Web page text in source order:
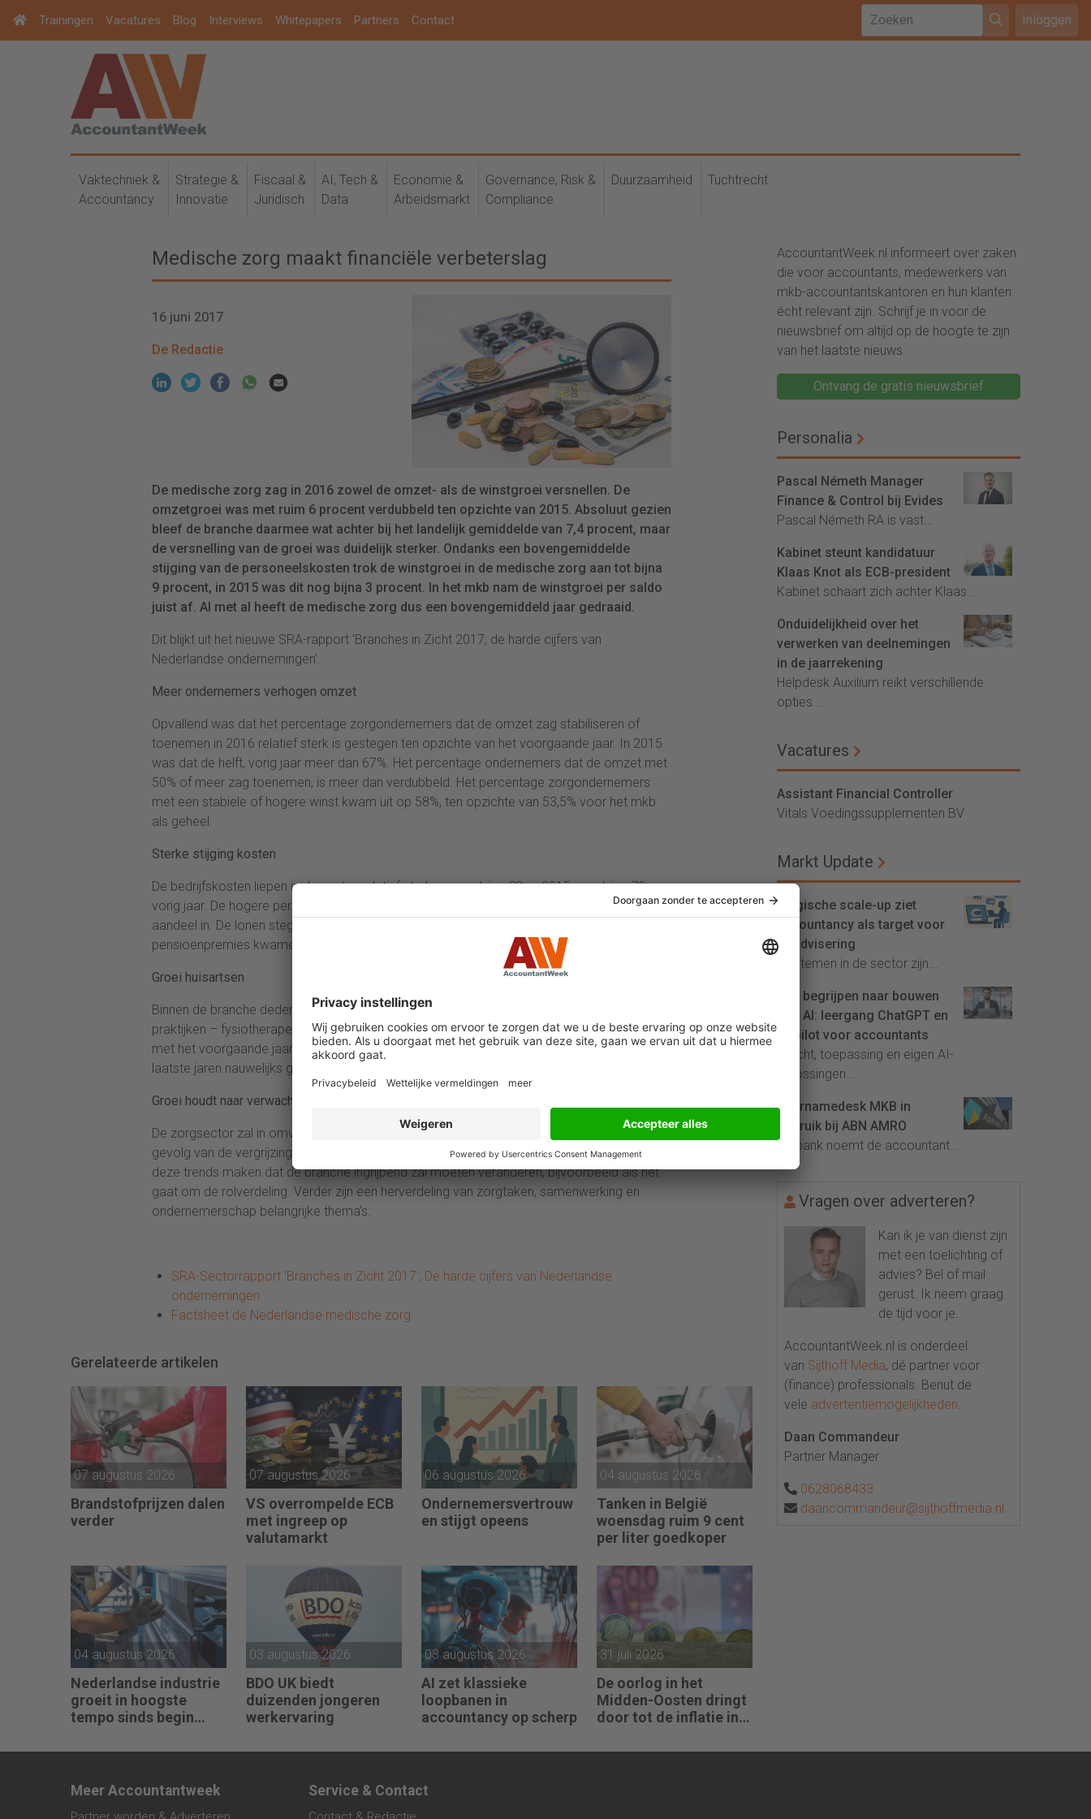
Trainingen Vacatures Blog Interviews Whitepapers Partners Contact Inloggen
Vaktechniek &
Accountancy
Strategie &
Innovatie
Fiscaal &
Juridisch
AI, Tech &
Data
Economie &
Arbeidsmarkt
Governance, Risk &
Compliance
Duurzaamheid Tuchtrecht
Medische zorg maakt financiële verbeterslag
16 juni 2017
De Redactie
De medische zorg zag in 2016 zowel de omzet- als de winstgroei versnellen. De
omzetgroei was met ruim 6 procent verdubbeld ten opzichte van 2015. Absoluut gezien
bleef de branche daarmee wat achter bij het landelijk gemiddelde van 7,4 procent, maar
de versnelling van de groei was duidelijk sterker. Ondanks een bovengemiddelde
stijging van de personeelskosten trok de winstgroei in de medische zorg aan tot bijna
9 procent, in 2015 was dit nog bijna 3 procent. In het mkb nam de winstgroei per saldo
juist af. Al met al heeft de medische zorg dus een bovengemiddeld jaar gedraaid.
Dit blijkt uit het nieuwe SRA-rapport 'Branches in Zicht 2017; de harde cijfers van
Nederlandse ondernemingen'.
Meer ondernemers verhogen omzet
Opvallend was dat het percentage zorgondernemers dat de omzet zag stabiliseren of
toenemen in 2016 relatief sterk is gestegen ten opzichte van het voorgaande jaar. In 2015
was dat de helft, vorig jaar meer dan 67%. Het percentage ondernemers dat de omzet met
50% of meer zag toenemen, is meer dan verdubbeld. Het percentage zorgondernemers
met een stabiele of hogere winst kwam uit op 58%, ten opzichte van 53,5% voor het mkb
als geheel.
Sterke stijging kosten
De bedrijfskosten liepen in de sector relatief sterk op: van bijna 3% in 2015 naar bijna 7%
vorig jaar. De hogere personeelskosten, een stijging van 7,9%, hadden hier een belangrijk
aandeel in. De lonen stegen met 8%, versus 3,4% in 2015 en een daling van 2,2% in 2014. De
pensioenpremies kwamen ruim 10% hoger uit, terwijl die een jaar eerder nog licht daalden.
Groei huisartsen
Binnen de branche deden vooral huisartsen het erg goed. De winstcijfers van paramedische
praktijken – fysiotherapeuten, paramedici en verloskundigen – vielen tegen in vergelijking
met het voorgaande jaar en het mkb-gemiddelde. In deze deelbranche zijn de tarieven de
laatste jaren nauwelijks gestegen, doordat zorgverzekeraars scherper zijn gaan inkopen.
Groei houdt naar verwachting aan
De zorgsector zal in omvang blijven groeien, vooral dankzij de toenemende vraag als
gevolg van de vergrijzing, bevolkingsgroei en technologische vooruitgang. De gevolgen van
deze trends maken dat de branche ingrijpend zal moeten veranderen, bijvoorbeeld als het
gaat om de rolverdeling. Verder zijn een herverdeling van zorgtaken, samenwerking en
ondernemerschap belangrijke thema’s.
SRA-Sectorrapport 'Branches in Zicht 2017'; De harde cijfers van Nederlandse
ondernemingen
Factsheet de Nederlandse medische zorg
Gerelateerde artikelen
07 augustus 2026
Brandstofprijzen dalen
verder
07 augustus 2026
VS overrompelde ECB
met ingreep op
valutamarkt
06 augustus 2026
Ondernemersvertrouw
en stijgt opeens
04 augustus 2026
Tanken in België
woensdag ruim 9 cent
per liter goedkoper
04 augustus 2026
Nederlandse industrie
groeit in hoogste
tempo sinds begin
03 augustus 2026
BDO UK biedt
duizenden jongeren
werkervaring
03 augustus 2026
AI zet klassieke
loopbanen in
accountancy op scherp
31 juli 2026
De oorlog in het
Midden-Oosten dringt
door tot de inflatie in
AccountantWeek.nl informeert over zaken
die voor accountants, medewerkers van
mkb-accountantskantoren en hun klanten
écht relevant zijn. Schrijf je in voor de
nieuwsbrief om altijd op de hoogte te zijn
van het laatste nieuws.
Ontvang de gratis nieuwsbrief
Personalia
Pascal Németh Manager
Finance & Control bij Evides
Pascal Németh RA is vast...
Kabinet steunt kandidatuur
Klaas Knot als ECB-president
Kabinet schaart zich achter Klaas...
Onduidelijkheid over het
verwerken van deelnemingen
in de jaarrekening
Helpdesk Auxilium reikt verschillende
opties...
Vacatures
Assistant Financial Controller
Vitals Voedingssupplementen BV
Markt Update
Belgische scale-up ziet
accountancy als target voor
AI-advisering
'Systemen in de sector zijn...
Van begrijpen naar bouwen
met AI: leergang ChatGPT en
Copilot voor accountants
Inzicht, toepassing en eigen AI-
oplossingen...
Overnamedesk MKB in
gebruik bij ABN AMRO
De bank noemt de accountant...
Vragen over adverteren?
Kan ik je van dienst zijn
met een toelichting of
advies? Bel of mail
gerust. Ik neem graag
de tijd voor je.
AccountantWeek.nl is onderdeel
van Sijthoff Media, dé partner voor
(finance) professionals. Benut de
vele advertentiemogelijkheden.
Daan Commandeur
Partner Manager
0628068433
daancommandeur@sijthoffmedia.nl
Meer Accountantweek Service & Contact